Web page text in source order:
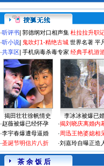
·听评书 郭德纲对口相声集 杜拉拉升职
·听小说 鬼吹灯1-精绝古城 世界名著 平
·共享区 手机病毒杀毒专家 经典手机游
揭田壮壮徐帆情史 李冰冰被爆已
·赵薇被爆已经怀孕
·李宇春爆遭母逼婚
·圣诞节明信片八折
·揭刘晓庆离婚内
·周迅王艳婆媳相
·刘嘉玲自曝正造
茶 余 饭 后